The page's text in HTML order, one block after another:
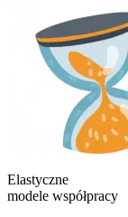
Elastyczne
modele współpracy